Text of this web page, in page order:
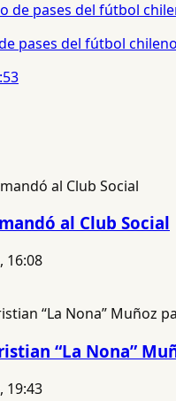
pases del fútbol
al Club Social
16:08
“La Nona”
19:43